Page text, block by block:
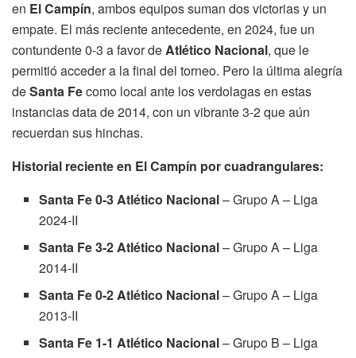
en El Campín, ambos equipos suman dos victorias y un
empate. El más reciente antecedente, en 2024, fue un
contundente 0-3 a favor deAtlético Nacional, que le
permitió acceder a la final del torneo. Pero la última alegría
deSanta Fecomo local ante los verdolagas en estas
instancias data de 2014, con un vibrante 3-2 que aún
recuerdan sus hinchas.
Historial reciente en El Campín por cuadrangulares:
Santa Fe 0-3 Atlético Nacional– Grupo A – Liga
2024-II
Santa Fe 3-2 Atlético Nacional– Grupo A – Liga
2014-II
Santa Fe 0-2 Atlético Nacional– Grupo A – Liga
2013-II
Santa Fe 1-1 Atlético Nacional– Grupo B – Liga